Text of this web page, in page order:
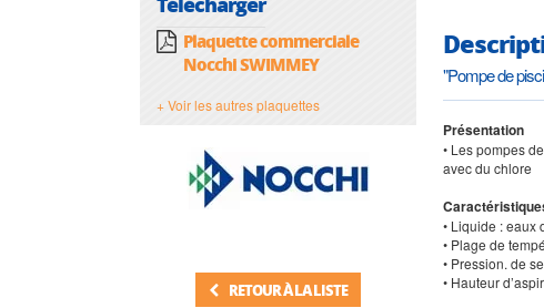
Plaquette commerciale
Nocchi SWIMMEY
+ Voir les autres plaquettes
RETOUR À LA LISTE
"Pompe de
Présentation
• Les pompes
avec du chlore
• Liquide : eaux
• Plage de
• Pression. de
• Hauteur